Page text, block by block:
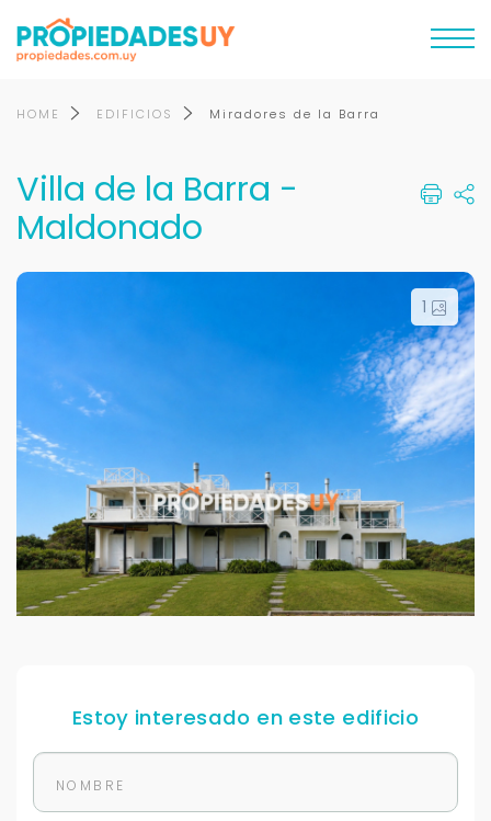
HOME EDIFICIOS Miradores de la Barra
Villa de la Barra -
Maldonado
1
Estoy interesado en este edificio